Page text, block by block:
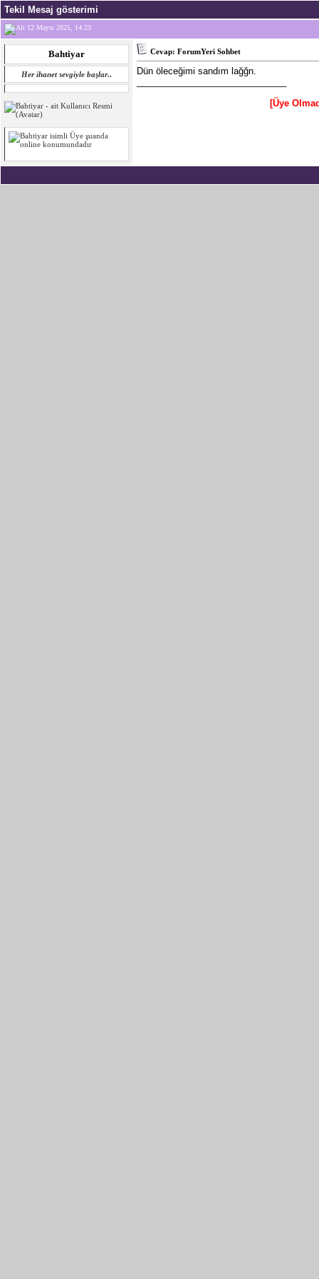
Tekil Mesaj gösterimi
12 Mayıs 2025, 14:23
Bahtiyar
Her ihanet sevgiyle başlar..
Cevap: ForumYeri Sohbet
Dün öleceğimi sandım lağğn.
[Üye